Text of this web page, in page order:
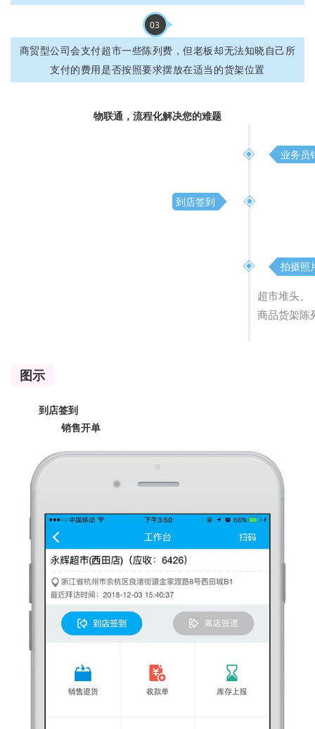
03
商贸型公司会支付超市一些陈列费，但老板却无法知晓自己所
支付的费用是否按照要求摆放在适当的货架位置
物联通，流程化解决您的难题
业务员
到店签到
拍摄照
超市堆头、
商品货架陈
图示
到店签到
销售开单